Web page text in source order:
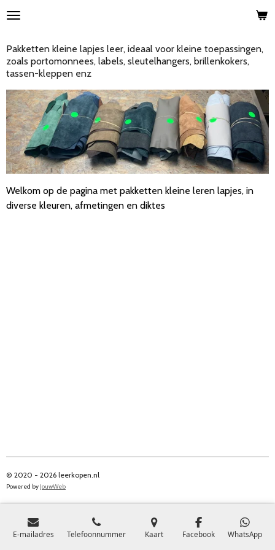
Ga
hoofdinhoud
Pakketten kleine lapjes leer, ideaal voor kleine toepassingen,
zoals portomonnees, labels, sleutelhangers, brillenkokers,
tassen-kleppen enz
Welkom op de pagina met pakketten kleine leren lapjes, in
diverse kleuren, afmetingen en diktes
© 2020 - 2026 leerkopen.nl
Powered by JouwWeb
E-mailadres Telefoonnummer Kaart Facebook WhatsApp